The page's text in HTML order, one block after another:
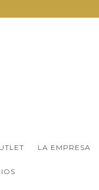
LA EMPRESA